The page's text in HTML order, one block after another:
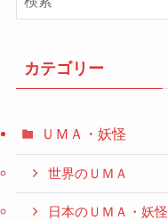
カテゴリー
ＵＭＡ・妖怪
世界のＵＭＡ
日本のＵＭＡ・妖怪